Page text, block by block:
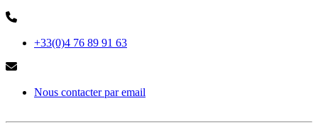
+33(0)4 76 89 91 63
Nous contacter par email